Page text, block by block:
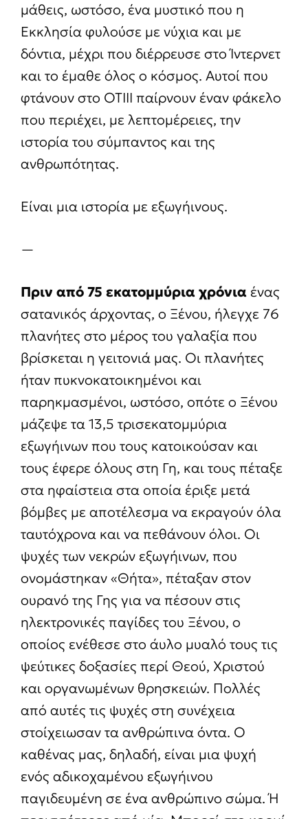
μάθεις, ωστόσο, ένα μυστικό που η
Εκκλησία φυλούσε με νύχια και με
δόντια, μέχρι που διέρρευσε στο Ίντερνετ
και το έμαθε όλος ο κόσμος. Αυτοί που
φτάνουν στο ΟΤΙΙΙ παίρνουν έναν φάκελο
που περιέχει, με λεπτομέρειες, την
ιστορία του σύμπαντος και της
ανθρωπότητας.
Είναι μια ιστορία με εξωγήινους.
—
Πριν από 75 εκατομμύρια χρόνια ένας
σατανικός άρχοντας, ο Ξένου, ήλεγχε 76
πλανήτες στο μέρος του γαλαξία που
βρίσκεται η γειτονιά μας. Οι πλανήτες
ήταν πυκνοκατοικημένοι και
παρηκμασμένοι, ωστόσο, οπότε ο Ξένου
μάζεψε τα 13,5 τρισεκατομμύρια
εξωγήινων που τους κατοικούσαν και
τους έφερε όλους στη Γη, και τους πέταξε
στα ηφαίστεια στα οποία έριξε μετά
βόμβες με αποτέλεσμα να εκραγούν όλα
ταυτόχρονα και να πεθάνουν όλοι. Οι
ψυχές των νεκρών εξωγήινων, που
ονομάστηκαν «Θήτα», πέταξαν στον
ουρανό της Γης για να πέσουν στις
ηλεκτρονικές παγίδες του Ξένου, ο
οποίος ενέθεσε στο άυλο μυαλό τους τις
ψεύτικες δοξασίες περί Θεού, Χριστού
και οργανωμένων θρησκειών. Πολλές
από αυτές τις ψυχές στη συνέχεια
στοίχειωσαν τα ανθρώπινα όντα. Ο
καθένας μας, δηλαδή, είναι μια ψυχή
ενός αδικοχαμένου εξωγήινου
παγιδευμένη σε ένα ανθρώπινο σώμα. Ή